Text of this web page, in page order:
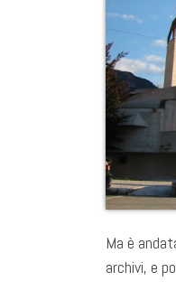
Ma è
archivi, e